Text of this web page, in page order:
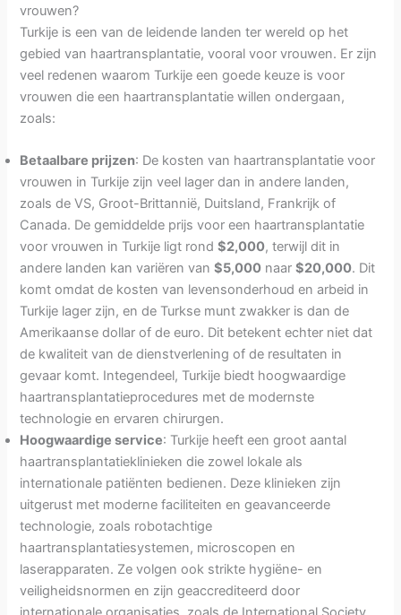
vrouwen?
Turkije is een van de leidende landen ter wereld op het
gebied van haartransplantatie, vooral voor vrouwen. Er zijn
veel redenen waarom Turkije een goede keuze is voor
vrouwen die een haartransplantatie willen ondergaan,
zoals:
Betaalbare prijzen: De kosten van haartransplantatie voor
vrouwen in Turkije zijn veel lager dan in andere landen,
zoals de VS, Groot-Brittannië, Duitsland, Frankrijk of
Canada. De gemiddelde prijs voor een haartransplantatie
voor vrouwen in Turkije ligt rond$2,000, terwijl dit in
andere landen kan variëren van$5,000 naar$20,000. Dit
komt omdat de kosten van levensonderhoud en arbeid in
Turkije lager zijn, en de Turkse munt zwakker is dan de
Amerikaanse dollar of de euro. Dit betekent echter niet dat
de kwaliteit van de dienstverlening of de resultaten in
gevaar komt. Integendeel, Turkije biedt hoogwaardige
haartransplantatieprocedures met de modernste
technologie en ervaren chirurgen.
Hoogwaardige service: Turkije heeft een groot aantal
haartransplantatieklinieken die zowel lokale als
internationale patiënten bedienen. Deze klinieken zijn
uitgerust met moderne faciliteiten en geavanceerde
technologie, zoals robotachtige
haartransplantatiesystemen, microscopen en
laserapparaten. Ze volgen ook strikte hygiëne- en
veiligheidsnormen en zijn geaccrediteerd door